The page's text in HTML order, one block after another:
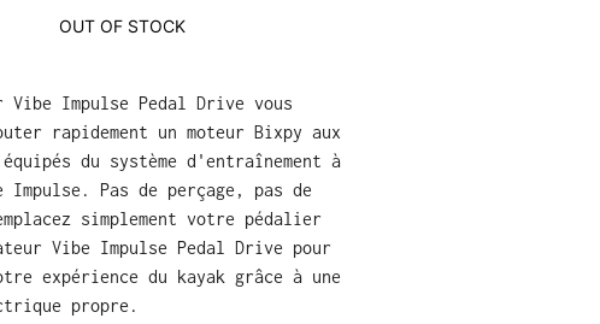
OUT OF STOCK
Vibe Impulse Pedal Drive vous
rapidement un moteur Bixpy aux
du système d'entraînement à
Impulse. Pas de perçage, pas de
simplement votre pédalier
Vibe Impulse Pedal Drive pour
expérience du kayak grâce à une
propre.